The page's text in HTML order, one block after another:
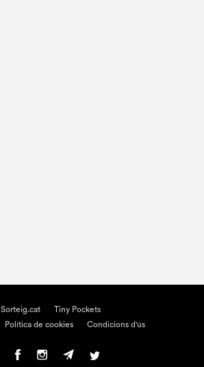
Sorteig.cat
Tiny Pockets
Política de cookies Condicions d'ús